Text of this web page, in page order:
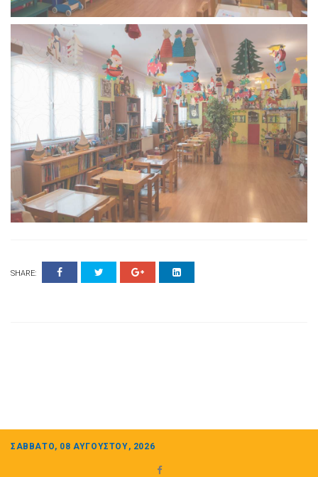
SHARE:
ΣΆΒΒΑΤΟ, 08 ΑΥΓΟΎΣΤΟΥ, 2026